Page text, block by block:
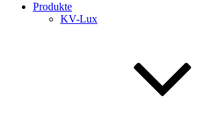
Produkte
KV-Lux